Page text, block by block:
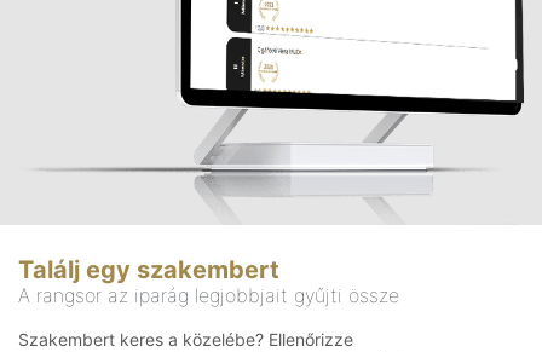
Találj egy szakembert
A rangsor az iparág legjobbjait gyűjti össze
Szakembert keres a közelébe? Ellenőrizze